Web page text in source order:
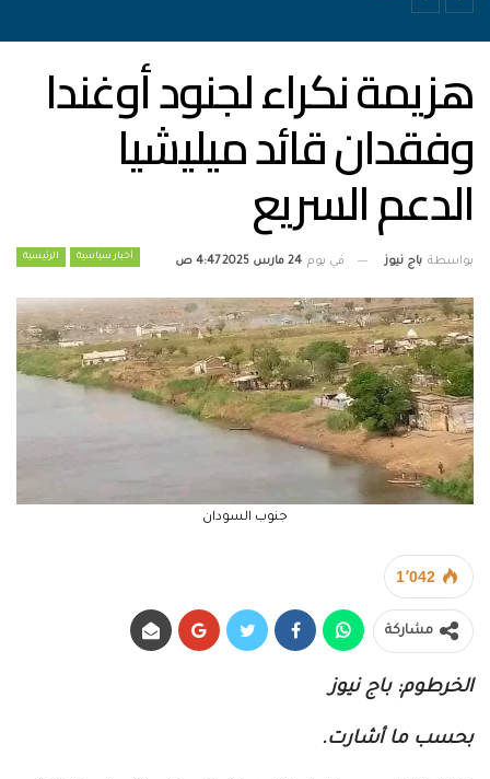
هزيمة نكراء لجنود أوغندا
وفقدان قائد ميليشيا
الدعم السريع
أخبار سياسية الرئيسية بواسطة باج نيوز في يوم 24 مارس 2025 4:47 ص
جنوب السودان
1٬042
مشاركة
الخرطوم: باج نيوز
بحسب ما أشارت.